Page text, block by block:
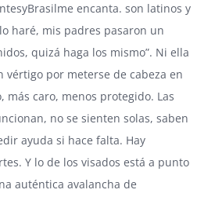
encanta. son latinos y
lo haré, mis padres pasaron un
quizá haga los mismo”. Ni ella
vértigo por meterse de cabeza en
más caro, menos protegido. Las
no se sienten solas, saben
ayuda si hace falta. Hay
Y lo de los visados está a punto
auténtica avalancha de